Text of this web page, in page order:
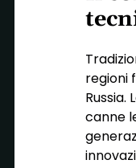
regioni
canne